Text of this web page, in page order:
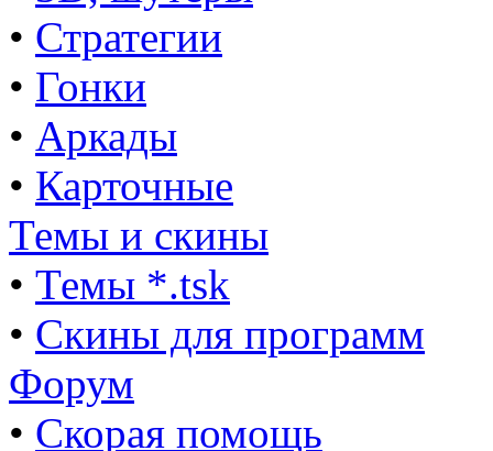
• Стратегии
• Гонки
• Аркады
• Карточные
Темы и скины
• Темы *.tsk
• Скины для программ
Форум
• Скорая помощь